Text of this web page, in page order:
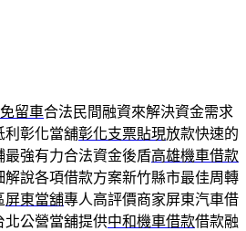
留車合法民間融資來解決資金需求
利彰化當舖彰化支票貼現放款快速的
強有力合法資金後盾高雄機車借款
解說各項借款方案新竹縣市最佳周轉
屏東當舖專人高評價商家屏東汽車借
北公營當舖提供中和機車借款借款融